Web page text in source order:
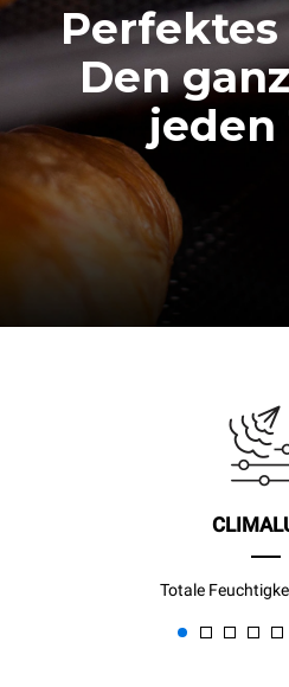
Perfektes
Den
jeden
Totale